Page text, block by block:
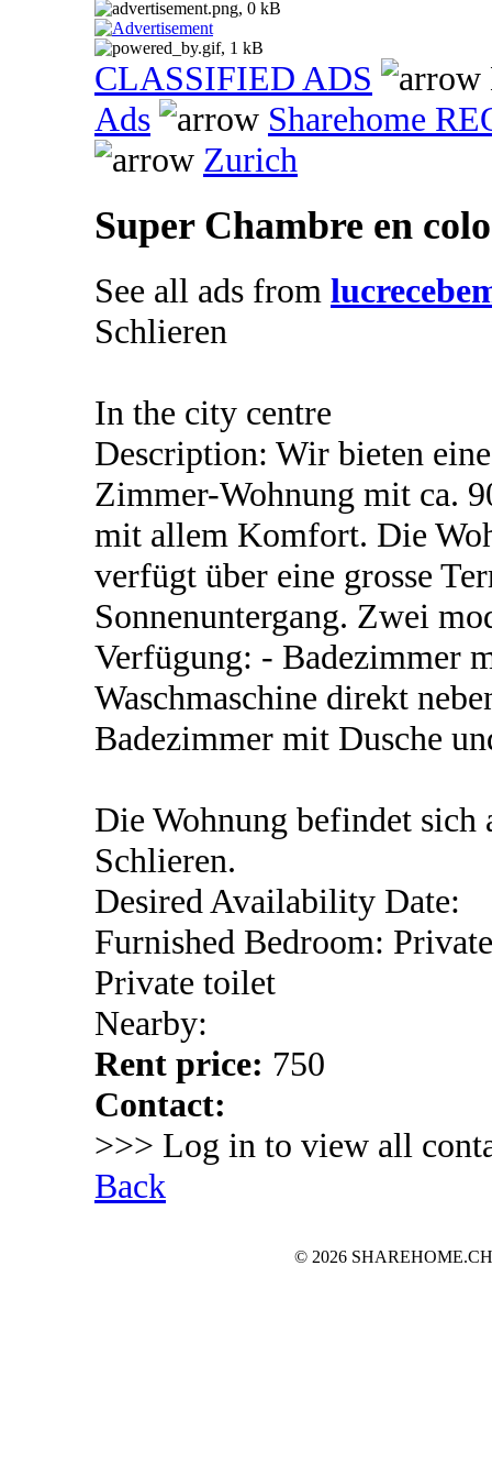
CLASSIFIED ADS
Ads
Sharehome
Zurich
Super Chambre en
See all ads from
Schlieren
In the city centre
Description: Wir bieten
Zimmer-Wohnung mit ca.
mit allem Komfort. Die
verfügt über eine grosse
Sonnenuntergang. Zwei
Verfügung: - Badezimmer
Waschmaschine direkt
Badezimmer mit Dusche
Die Wohnung befindet sich
Schlieren.
Desired Availability Date:
Furnished Bedroom:
Private toilet
Nearby:
Rent price: 750
Contact:
>>> Log in to view all
Back
© 2026